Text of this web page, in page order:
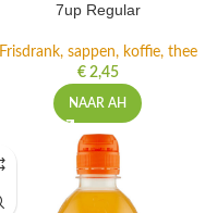
7up Regular
Frisdrank, sappen, koffie, thee
€2,45
NAAR AH